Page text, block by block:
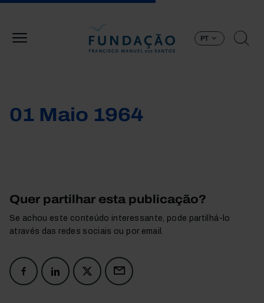
PT
01 Maio 1964
Quer partilhar esta publicação?
Se achou este conteúdo interessante, pode partilhá-lo
através das redes sociais ou por email.